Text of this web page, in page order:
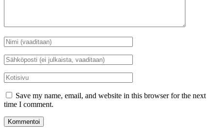
Nimi
*
Sähköposti
*
Kotisivu
Save my name, email, and website in this browser for the next
time I comment.